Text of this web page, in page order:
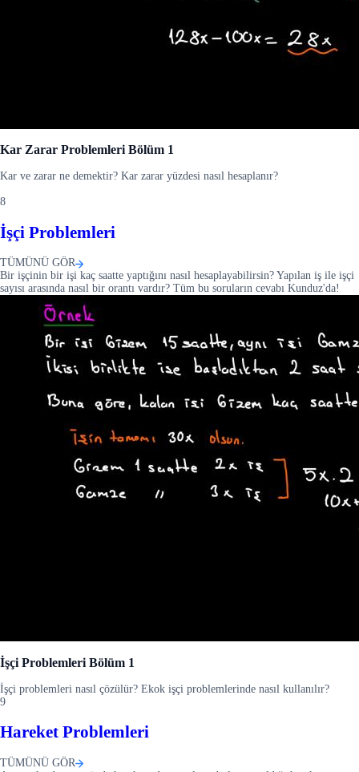
Kar Zarar Problemleri Bölüm 1
Kar ve zarar ne demektir? Kar zarar yüzdesi nasıl hesaplanır?
8
İşçi Problemleri
TÜMÜNÜ GÖR
Bir işçinin bir işi kaç saatte yaptığını nasıl hesaplayabilirsin? Yapılan iş ile işçi
sayısı arasında nasıl bir orantı vardır? Tüm bu soruların cevabı Kunduz'da!
İşçi Problemleri Bölüm 1
İşçi problemleri nasıl çözülür? Ekok işçi problemlerinde nasıl kullanılır?
9
Hareket Problemleri
TÜMÜNÜ GÖR